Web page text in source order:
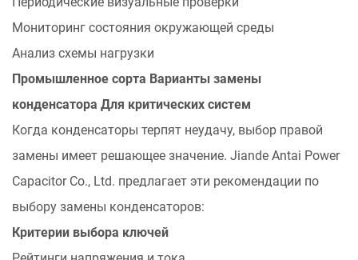
Мониторинг состояния окружающей среды
Анализ схемы нагрузки
Промышленное сорта Варианты замены
конденсатора Для критических систем
Когда конденсаторы терпят неудачу, выбор правой
замены имеет решающее значение. Jiande Antai Power
Capacitor Co., Ltd. предлагает эти рекомендации по
выбору замены конденсаторов:
Критерии выбора ключей